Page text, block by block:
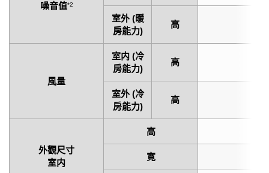
噪音值*2
室外 (暖
房能力)
高
風量
室内 (冷
房能力)
高
室外 (冷
房能力)
高
外觀尺寸
室内
高
寛